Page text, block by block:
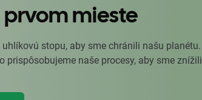
mieste
stopu, aby sme chránili našu planétu.
prispôsobujeme naše procesy, aby sme znížili